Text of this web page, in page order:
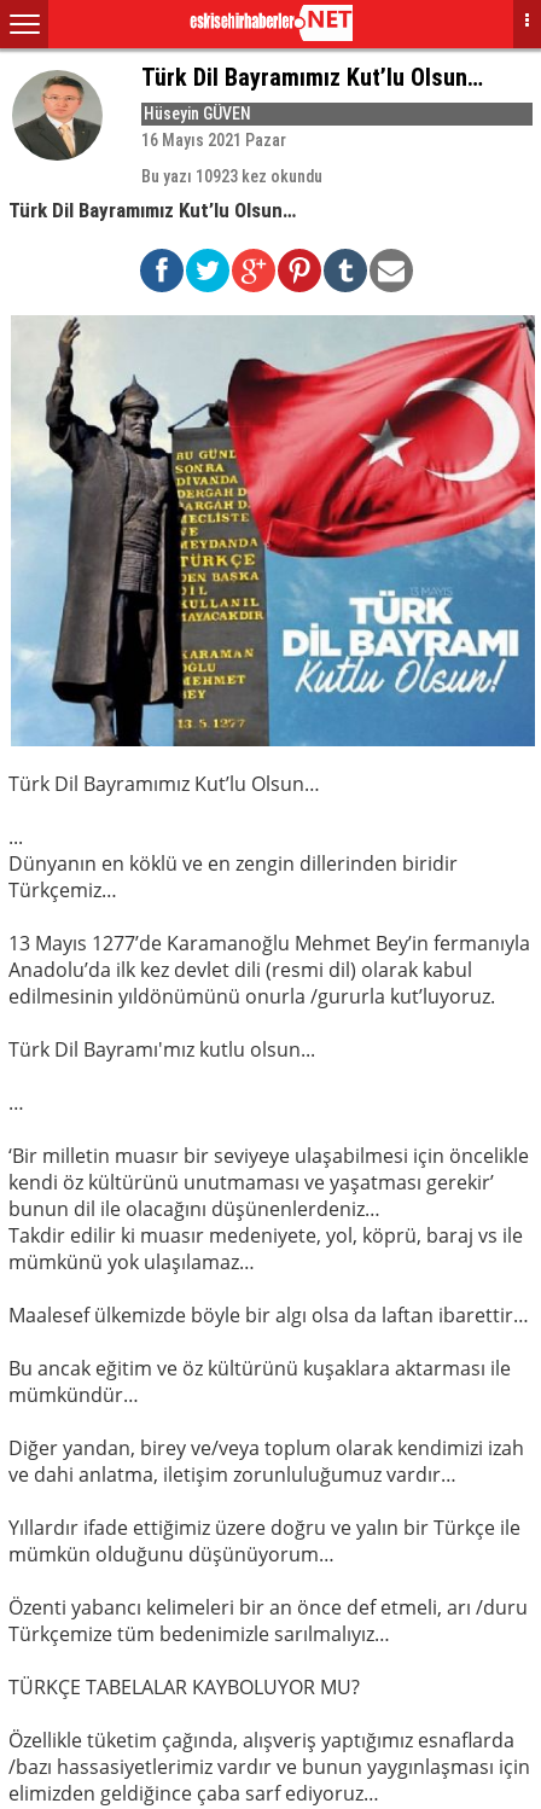
Türk Dil Bayramımız Kut’lu Olsun…
Hüseyin GÜVEN
16 Mayıs 2021 Pazar
Bu yazı 10923 kez okundu
Türk Dil Bayramımız Kut’lu Olsun…
Türk Dil Bayramımız Kut’lu Olsun…
...
Dünyanın en köklü ve en zengin dillerinden biridir
Türkçemiz…
13 Mayıs 1277’de Karamanoğlu Mehmet Bey’in fermanıyla
Anadolu’da ilk kez devlet dili (resmi dil) olarak kabul
edilmesinin yıldönümünü onurla /gururla kut’luyoruz.
Türk Dil Bayramı'mız kutlu olsun...
…
‘Bir milletin muasır bir seviyeye ulaşabilmesi için öncelikle
kendi öz kültürünü unutmaması ve yaşatması gerekir’
bunun dil ile olacağını düşünenlerdeniz…
Takdir edilir ki muasır medeniyete, yol, köprü, baraj vs ile
mümkünü yok ulaşılamaz…
Maalesef ülkemizde böyle bir algı olsa da laftan ibarettir…
Bu ancak eğitim ve öz kültürünü kuşaklara aktarması ile
mümkündür…
Diğer yandan, birey ve/veya toplum olarak kendimizi izah
ve dahi anlatma, iletişim zorunluluğumuz vardır…
Yıllardır ifade ettiğimiz üzere doğru ve yalın bir Türkçe ile
mümkün olduğunu düşünüyorum…
Özenti yabancı kelimeleri bir an önce def etmeli, arı /duru
Türkçemize tüm bedenimizle sarılmalıyız…
TÜRKÇE TABELALAR KAYBOLUYOR MU?
Özellikle tüketim çağında, alışveriş yaptığımız esnaflarda
/bazı hassasiyetlerimiz vardır ve bunun yaygınlaşması için
elimizden geldiğince çaba sarf ediyoruz…